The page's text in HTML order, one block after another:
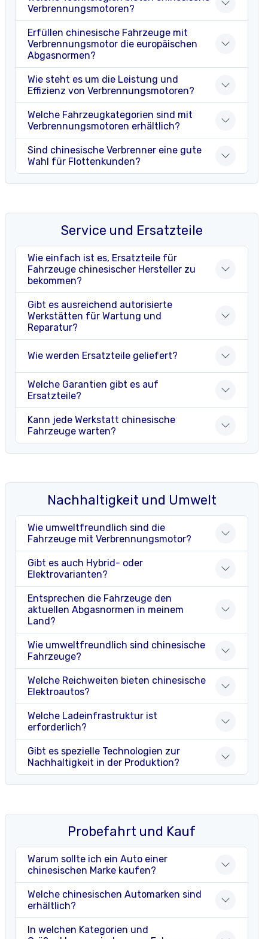
Verbrennungsmotoren?
Erfüllen chinesische Fahrzeuge mit
Verbrennungsmotor die europäischen
Abgasnormen?
Wie steht es um die Leistung und
Effizienz von Verbrennungsmotoren?
Welche Fahrzeugkategorien sind mit
Verbrennungsmotoren erhältlich?
Sind chinesische Verbrenner eine gute
Wahl für Flottenkunden?
Service und Ersatzteile
Wie einfach ist es, Ersatzteile für
Fahrzeuge chinesischer Hersteller zu
bekommen?
Gibt es ausreichend autorisierte
Werkstätten für Wartung und
Reparatur?
Wie werden Ersatzteile geliefert?
Welche Garantien gibt es auf
Ersatzteile?
Kann jede Werkstatt chinesische
Fahrzeuge warten?
Nachhaltigkeit und Umwelt
Wie umweltfreundlich sind die
Fahrzeuge mit Verbrennungsmotor?
Gibt es auch Hybrid- oder
Elektrovarianten?
Entsprechen die Fahrzeuge den
aktuellen Abgasnormen in meinem
Land?
Wie umweltfreundlich sind chinesische
Fahrzeuge?
Welche Reichweiten bieten chinesische
Elektroautos?
Welche Ladeinfrastruktur ist
erforderlich?
Gibt es spezielle Technologien zur
Nachhaltigkeit in der Produktion?
Probefahrt und Kauf
Warum sollte ich ein Auto einer
chinesischen Marke kaufen?
Welche chinesischen Automarken sind
erhältlich?
In welchen Kategorien und